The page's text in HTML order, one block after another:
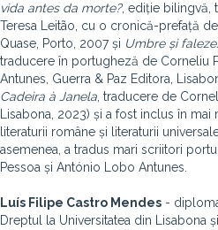
vida antes da morte?, ediție bilingvă,
Teresa Leitão, cu o cronică-prefață
Quase, Porto, 2007 și Umbre și
traducere în portugheză de Corneliu
Antunes, Guerra & Paz Editora,
Cadeira à Janela , traducere de
Lisabona, 2023) și a fost inclus în
literaturii române și literaturii
asemenea, a tradus mari scriitori
Pessoa și António Lobo Antunes.
Luís Filipe Castro Mendes -
Dreptul la Universitatea din Lisabona